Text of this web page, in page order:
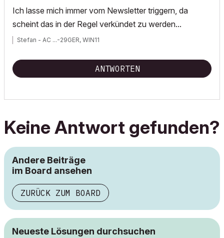
Ich lasse mich immer vom Newsletter triggern, da
scheint das in der Regel verkündet zu werden...
Stefan - AC ...-29GER, WIN11
ANTWORTEN
Keine Antwort gefunden?
Andere Beiträge
im Board ansehen
ZURÜCK ZUM BOARD
Neueste Lösungen durchsuchen